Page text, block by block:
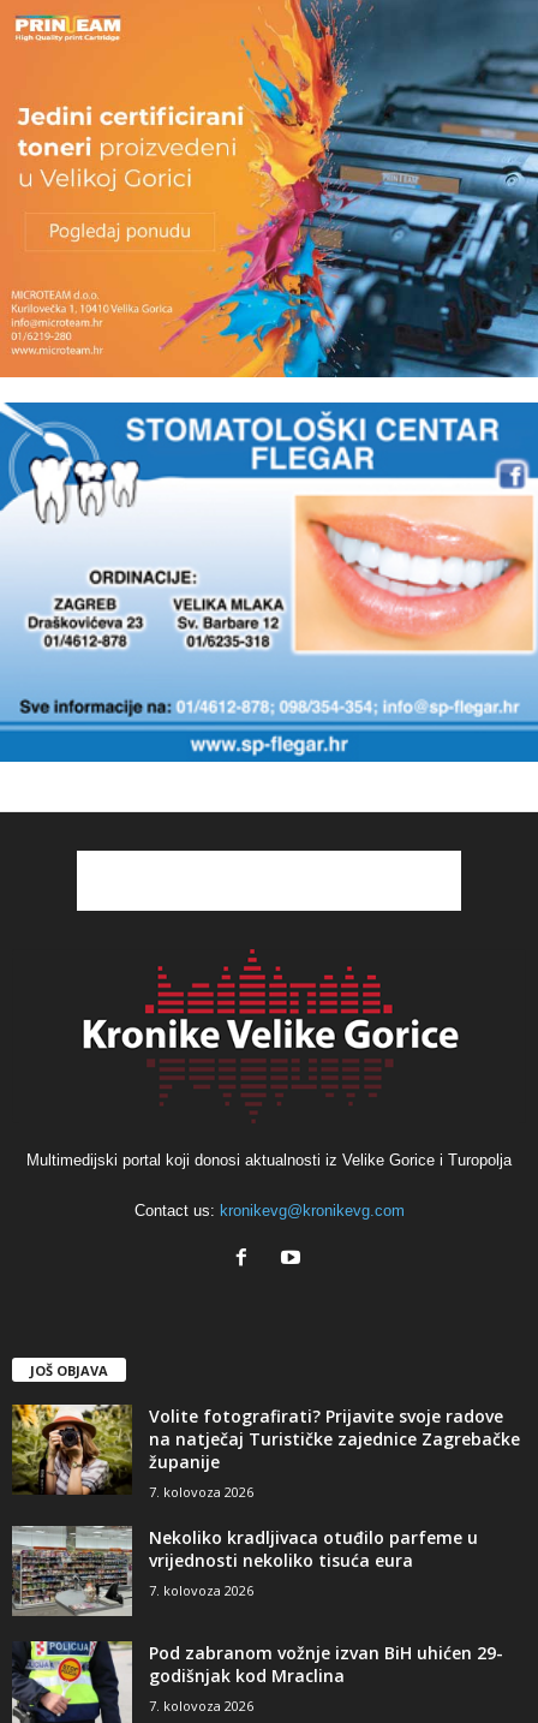
Multimedijski portal koji donosi aktualnosti iz Velike Gorice i Turopolja
Contact us: kronikevg@kronikevg.com
JOŠ OBJAVA
Volite fotografirati? Prijavite svoje radove
na natječaj Turističke zajednice Zagrebačke
županije
7. kolovoza 2026
Nekoliko kradljivaca otuđilo parfeme u
vrijednosti nekoliko tisuća eura
7. kolovoza 2026
Pod zabranom vožnje izvan BiH uhićen 29-
godišnjak kod Mraclina
7. kolovoza 2026